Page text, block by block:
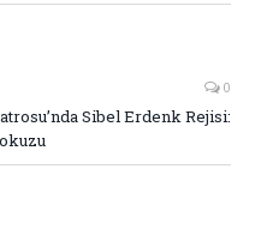
0
Sibel Erdenk Rejisi: